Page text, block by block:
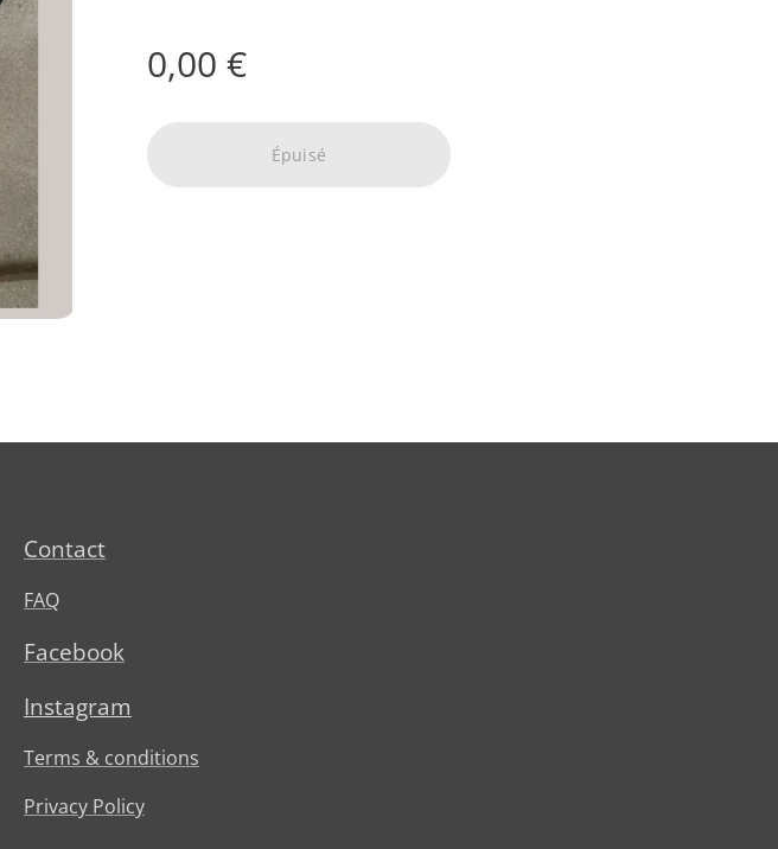
0,00 €
Épuisé
Contact
FAQ
Facebook
Instagram
Terms & conditions
Privacy Policy